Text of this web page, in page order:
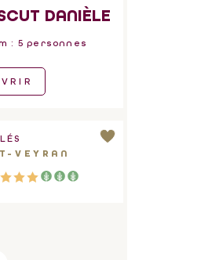
DANIÈLE
: 5 personnes
VEYRAN